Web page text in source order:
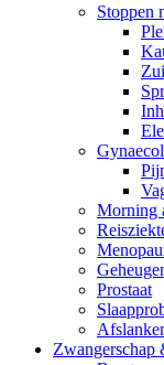
Stoppen
Morning
Prostaat
Zwangerschap